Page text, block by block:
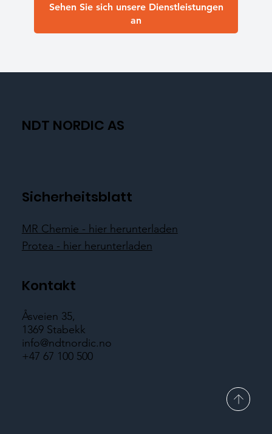
Sehen Sie sich unsere Dienstleistungen
an
NDT NORDIC AS
Sicherheitsblatt
MR Chemie - hier herunterladen
Protea - hier herunterladen
Kontakt
Åsveien 35,
1369 Stabekk
info@ndtnordic.no
+47 67 100 500